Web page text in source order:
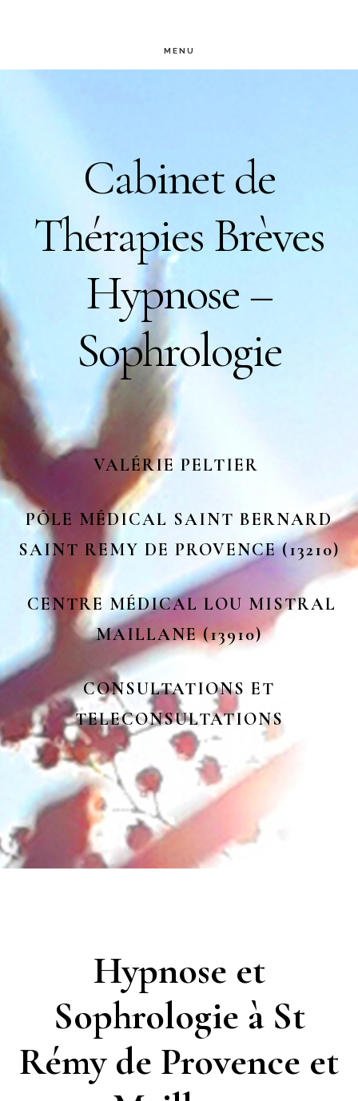
contenu
MENU
Cabinet de
Thérapies Brèves
Hypnose –
Sophrologie
VALÉRIE PELTIER
PÔLE MÉDICAL SAINT BERNARD
SAINT REMY DE PROVENCE (13210)
CENTRE MÉDICAL LOU MISTRAL
MAILLANE (13910)
CONSULTATIONS ET
TELECONSULTATIONS
Hypnose et
Sophrologie à St
Rémy de Provence et